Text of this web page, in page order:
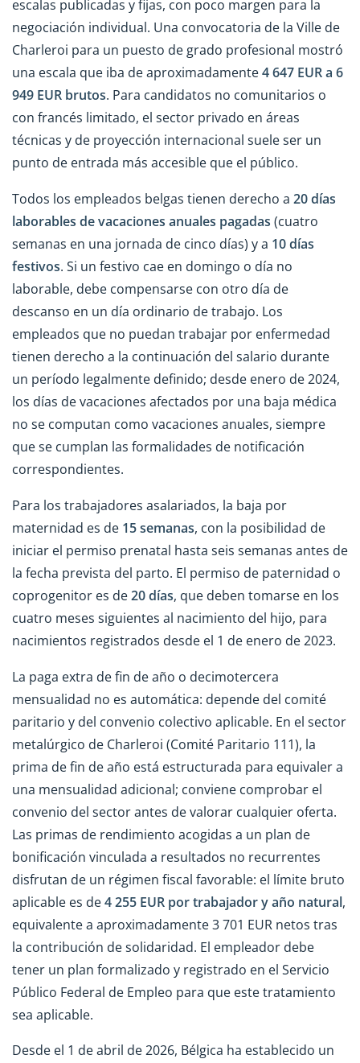
escalas publicadas y fijas, con poco margen para la
negociación individual. Una convocatoria de la Ville de
Charleroi para un puesto de grado profesional mostró
una escala que iba de aproximadamente4 647 EUR a 6
949 EUR brutos. Para candidatos no comunitarios o
con francés limitado, el sector privado en áreas
técnicas y de proyección internacional suele ser un
punto de entrada más accesible que el público.
Todos los empleados belgas tienen derecho a 20 días
laborables de vacaciones anuales pagadas (cuatro
semanas en una jornada de cinco días) y a 10 días
festivos. Si un festivo cae en domingo o día no
laborable, debe compensarse con otro día de
descanso en un día ordinario de trabajo. Los
empleados que no puedan trabajar por enfermedad
tienen derecho a la continuación del salario durante
un período legalmente definido; desde enero de 2024,
los días de vacaciones afectados por una baja médica
no se computan como vacaciones anuales, siempre
que se cumplan las formalidades de notificación
correspondientes.
Para los trabajadores asalariados, la baja por
maternidad es de 15 semanas, con la posibilidad de
iniciar el permiso prenatal hasta seis semanas antes de
la fecha prevista del parto. El permiso de paternidad o
coprogenitor es de20 días, que deben tomarse en los
cuatro meses siguientes al nacimiento del hijo, para
nacimientos registrados desde el 1 de enero de 2023.
La paga extra de fin de año o decimotercera
mensualidad no es automática: depende del comité
paritario y del convenio colectivo aplicable. En el sector
metalúrgico de Charleroi (Comité Paritario 111), la
prima de fin de año está estructurada para equivaler a
una mensualidad adicional; conviene comprobar el
convenio del sector antes de valorar cualquier oferta.
Las primas de rendimiento acogidas a un plan de
bonificación vinculada a resultados no recurrentes
disfrutan de un régimen fiscal favorable: el límite bruto
aplicable es de4 255 EUR por trabajador y año natural,
equivalente a aproximadamente 3 701 EUR netos tras
la contribución de solidaridad. El empleador debe
tener un plan formalizado y registrado en el Servicio
Público Federal de Empleo para que este tratamiento
sea aplicable.
Desde el 1 de abril de 2026, Bélgica ha establecido un